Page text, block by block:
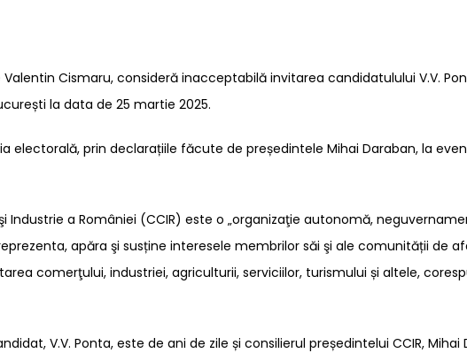
Cismaru, consideră inacceptabilă invitarea candidatulului V.V.
la data de 25 martie 2025.
electorală, prin declarațiile făcute de președintele Mihai Daraban, la
a României (CCIR) este o „organizaţie autonomă,
apăra şi susține interesele membrilor săi şi ale comunității de
comerţului, industriei, agriculturii, serviciilor, turismului și altele,
V.V. Ponta, este de ani de zile și consilierul președintelui CCIR,